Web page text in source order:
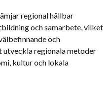
regional hållbar
och samarbete, vilket
och
regionala metoder
kultur och lokala